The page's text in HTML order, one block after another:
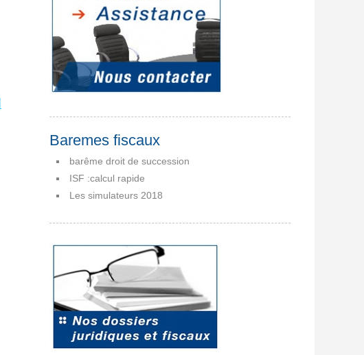
Baremes fiscaux
barême droit de succession
ISF :calcul rapide
Les simulateurs 2018